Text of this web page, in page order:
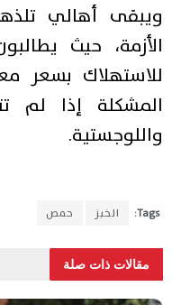
ويبقى أهالي
الأزمة، حيث
للاستهلاك بسعر
المشكلة إذا لم
واللوجستية.
Tags: الخبز حمص
مقالات ذات صلة